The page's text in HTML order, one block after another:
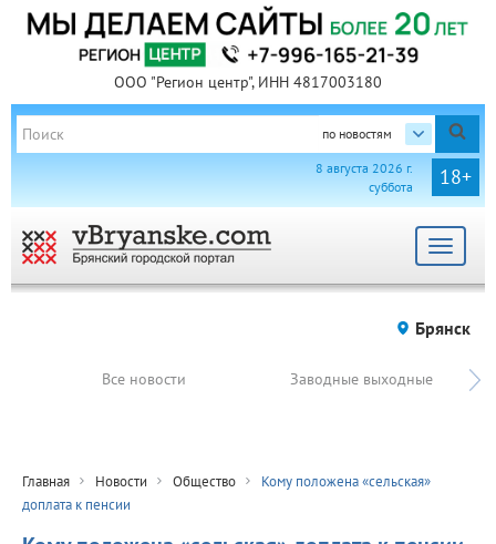
ООО "Регион центр", ИНН 4817003180
по новостям
18+
8 августа 2026 г.
суббота
Toggle
Брянск
Все новости Заводные выходные
Главная Новости Общество
Кому положена «сельская»
доплата к пенсии